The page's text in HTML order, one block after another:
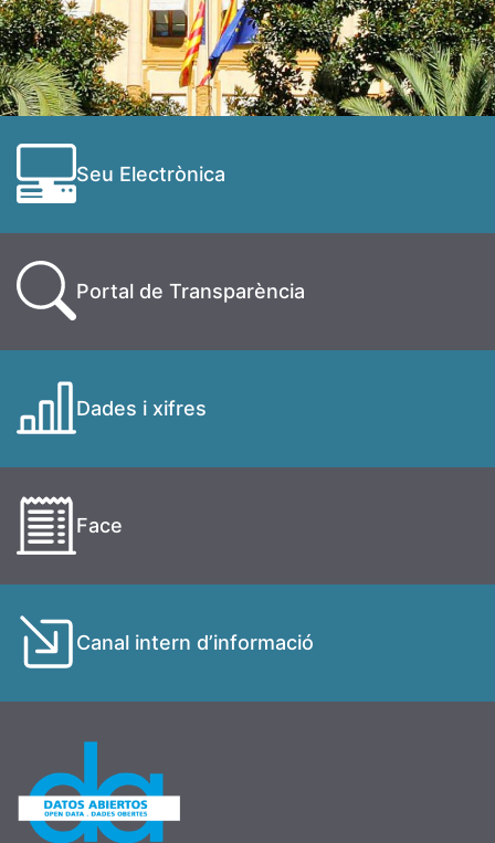
Seu Electrònica
Portal de Transparència
Dades i xifres
Face
Canal intern d’informació